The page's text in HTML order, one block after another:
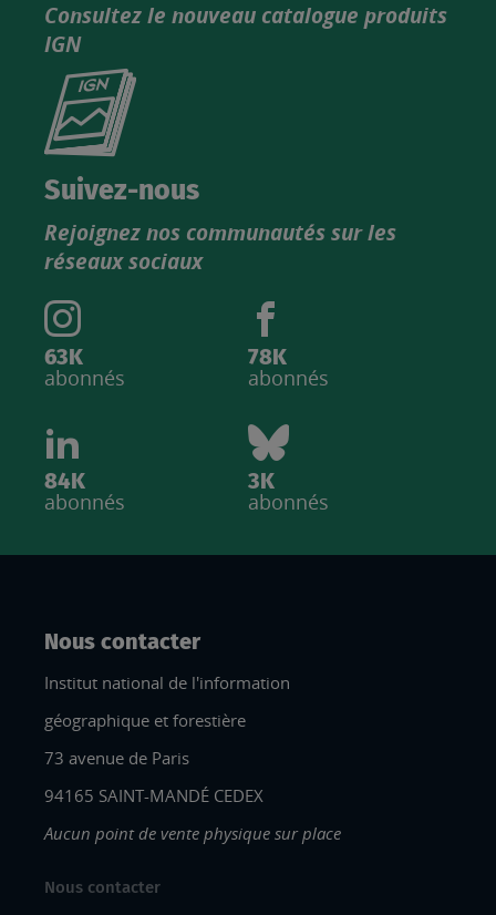
Consultez le nouveau catalogue produits
IGN
Consultez
catalogue
Suivez-nous
Rejoignez nos communautés sur les
réseaux sociaux
63K
abonnés
78K
abonnés
84K
abonnés
3K
abonnés
Nous contacter
Institut national de l'information
géographique et forestière
73 avenue de Paris
94165 SAINT-MANDÉ CEDEX
Aucun point de vente physique sur place
Nous contacter